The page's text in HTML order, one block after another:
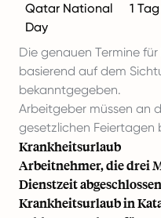
Qatar National
Day
1 Tag
Die genauen Termine
basierend auf dem
bekanntgegeben.
Arbeitgeber müssen an
gesetzlichen Feiertagen
Krankheitsurlaub
Arbeitnehmer, die drei
Dienstzeit
Krankheitsurlaub in